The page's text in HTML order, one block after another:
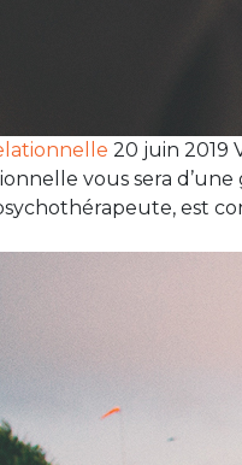
20 juin 2019
vous sera
est